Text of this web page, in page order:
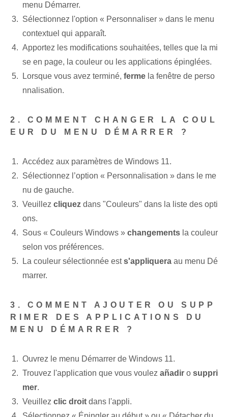
menu Démarrer.
Sélectionnez l'option « Personnaliser » dans le menu
contextuel qui apparaît.
Apportez les modifications souhaitées, telles que la mi
se en page, la couleur ou les applications épinglées.
Lorsque vous avez terminé, ferme la fenêtre de perso
nnalisation.
2. COMMENT CHANGER LA COUL
EUR DU MENU DÉMARRER ?
Accédez aux paramètres de Windows 11.
Sélectionnez l’option « Personnalisation » dans le me
nu de gauche.
Veuillez cliquez dans "Couleurs" dans la liste des opti
ons.
Sous « Couleurs Windows » changements la couleur
selon vos préférences.
La couleur sélectionnée ests'appliquera au menu Dé
marrer.
3. COMMENT AJOUTER OU SUPP
RIMER DES APPLICATIONS DU
MENU DÉMARRER ?
Ouvrez le menu Démarrer de Windows 11.
Trouvez l'application que vous voulez añadir o suppri
mer.
Veuillez clic droit dans l'appli.